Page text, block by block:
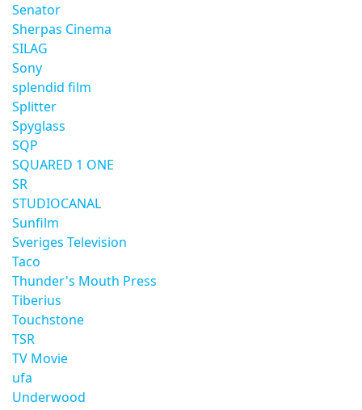
Senator
Sherpas Cinema
SILAG
Sony
splendid film
Splitter
Spyglass
SQP
SQUARED 1 ONE
SR
STUDIOCANAL
Sunfilm
Sveriges Television
Taco
Thunder's Mouth Press
Tiberius
Touchstone
TSR
TV Movie
ufa
Underwood